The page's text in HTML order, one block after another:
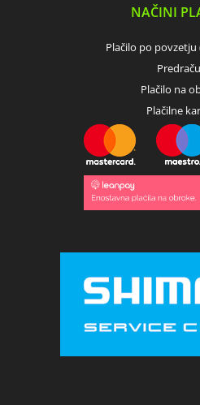
NAČINI
Plačilo po
Plačilo na
Plačilne